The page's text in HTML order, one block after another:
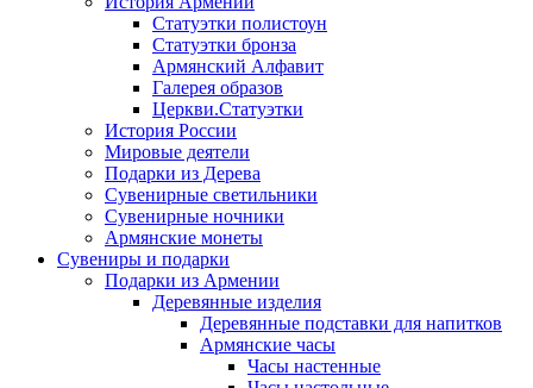
Статуэтки полистоун
Статуэтки бронза
Армянский Алфавит
Галерея образов
Церкви.Статуэтки
История России
Мировые деятели
Подарки из Дерева
Сувенирные светильники
Сувенирные ночники
Армянские монеты
Сувениры и подарки
Подарки из Армении
Деревянные изделия
Деревянные подставки для напитков
Армянские часы
Часы настенные